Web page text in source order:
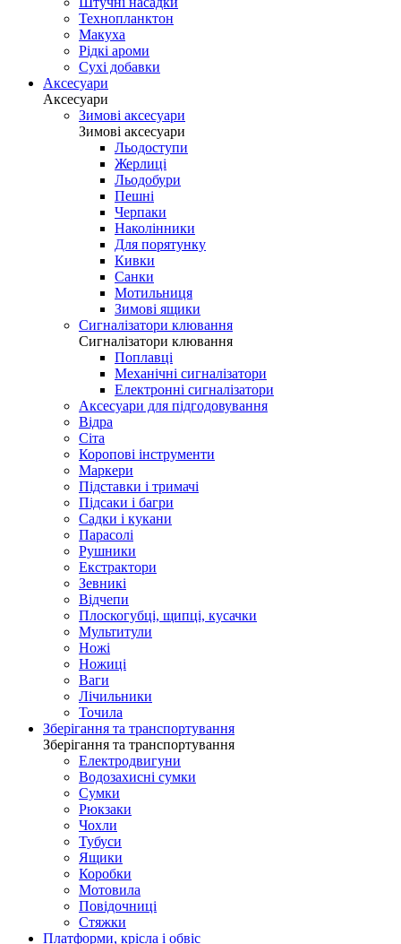
Технопланктон
Макуха
Рідкі ароми
Сухі добавки
Аксесуари
Аксесуари
Зимові аксесуари
Зимові аксесуари
Льодоступи
Жерлиці
Льодобури
Пешні
Черпаки
Наколінники
Для порятунку
Кивки
Санки
Мотильниця
Зимові ящики
Сигналізатори клювання
Сигналізатори клювання
Поплавці
Механічні сигналізатори
Електронні сигналізатори
Аксесуари для підгодовування
Відра
Сіта
Коропові інструменти
Маркери
Підставки і тримачі
Підсаки і багри
Садки і кукани
Парасолі
Рушники
Екстрактори
Зевникі
Відчепи
Плоскогубці, щипці, кусачки
Мультитули
Ножі
Ножиці
Ваги
Лічильники
Точила
Зберігання та транспортування
Зберігання та транспортування
Електродвигуни
Водозахисні сумки
Сумки
Рюкзаки
Чохли
Тубуси
Ящики
Коробки
Мотовила
Повідочниці
Стяжки
Платформи, крісла і обвіс